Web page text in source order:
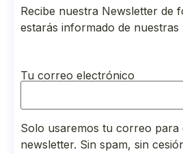
Recibe nuestra Newsletter de
estarás informado de nuestras
Tu correo electrónico
Solo usaremos tu correo para
newsletter. Sin spam, sin